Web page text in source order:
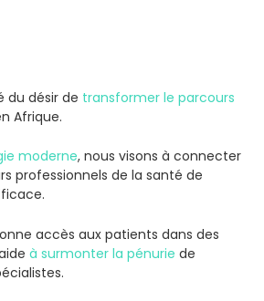
du désir de transformer le parcours
Afrique.
moderne, nous visons à connecter
professionnels de la santé de
accès aux patients dans des
à surmonter la pénurie de